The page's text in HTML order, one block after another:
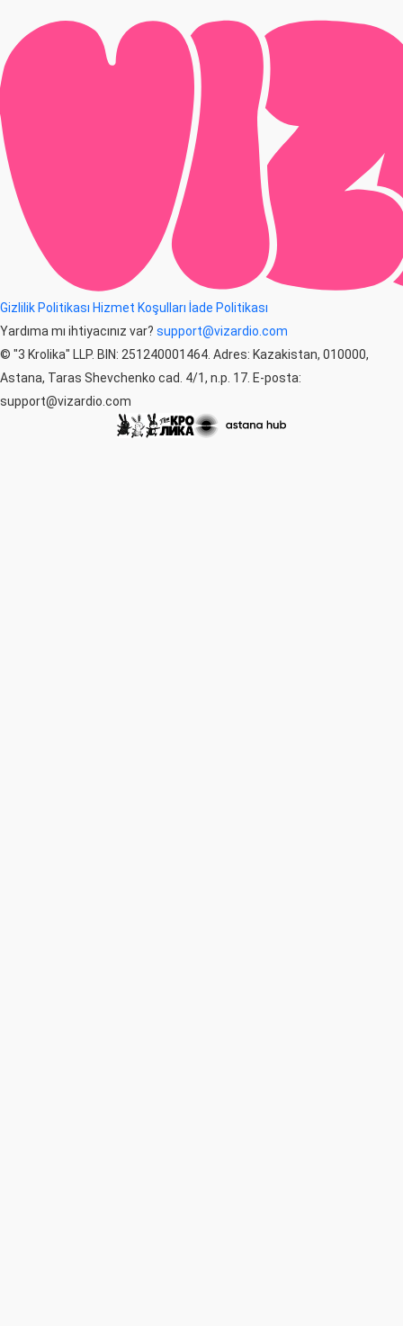
Gizlilik Politikası Hizmet Koşulları İade Politikası
Yardıma mı ihtiyacınız var? support@vizardio.com
© "3 Krolika" LLP. BIN: 251240001464. Adres: Kazakistan, 010000,
Astana, Taras Shevchenko cad. 4/1, n.p. 17. E-posta:
support@vizardio.com